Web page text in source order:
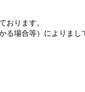
おります。
る場合等）によりまし